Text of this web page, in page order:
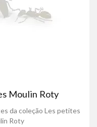
Moulin Roty
da coleção Les petites
Roty